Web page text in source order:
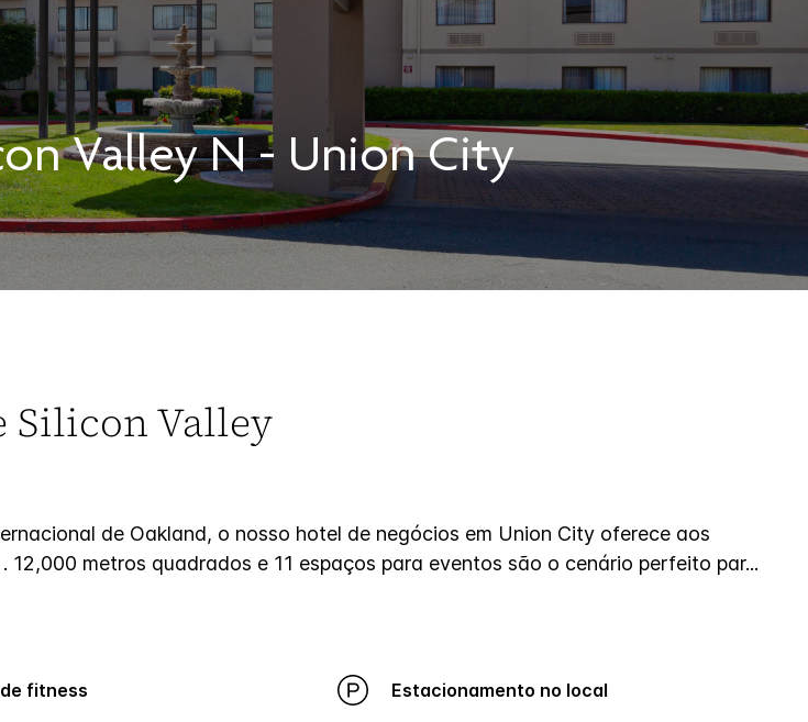
Valley N - Union City
Silicon Valley
de Oakland, o nosso hotel de negócios em Union City oferece aos
metros quadrados e 11 espaços para eventos são o cenário perfeito par...
de fitness Estacionamento no local